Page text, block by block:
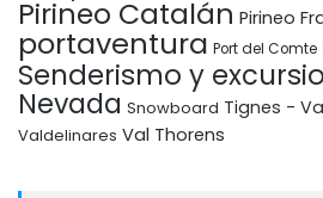
Pirineo Catalán Pirineo
portaventura Port del Comte
Senderismo y
Nevada Snowboard Tignes -
Valdelinares Val Thorens